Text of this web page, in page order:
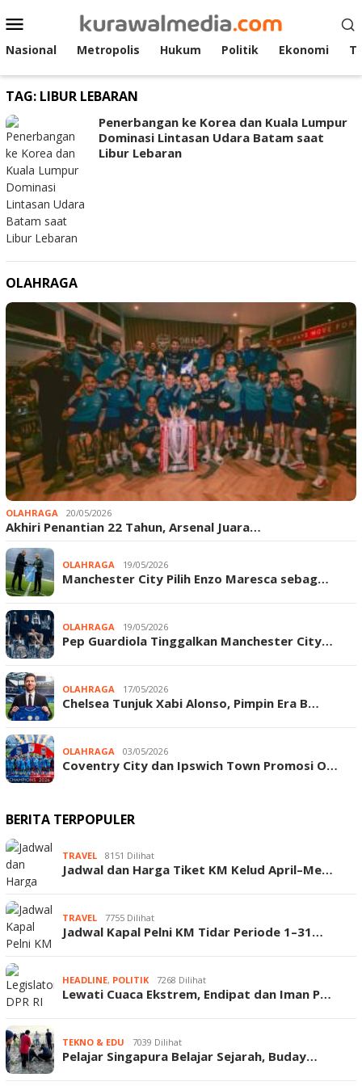
ke
konten
Menu
Mobile
Nasional Metropolis Hukum Politik Ekonomi
TAG: LIBUR LEBARAN
Penerbangan ke Korea dan Kuala Lumpur
Dominasi Lintasan Udara Batam saat
Libur Lebaran
OLAHRAGA
OLAHRAGA 20/05/2026
Akhiri Penantian 22 Tahun, Arsenal Juara…
OLAHRAGA 19/05/2026
Manchester City Pilih Enzo Maresca sebag…
OLAHRAGA 19/05/2026
Pep Guardiola Tinggalkan Manchester City…
OLAHRAGA 17/05/2026
Chelsea Tunjuk Xabi Alonso, Pimpin Era B…
OLAHRAGA 03/05/2026
Coventry City dan Ipswich Town Promosi O…
BERITA TERPOPULER
TRAVEL 8151 Dilihat
Jadwal dan Harga Tiket KM Kelud April–Me…
TRAVEL 7755 Dilihat
Jadwal Kapal Pelni KM Tidar Periode 1–31…
HEADLINE, POLITIK 7268 Dilihat
Lewati Cuaca Ekstrem, Endipat dan Iman P…
TEKNO & EDU 7039 Dilihat
Pelajar Singapura Belajar Sejarah, Buday…